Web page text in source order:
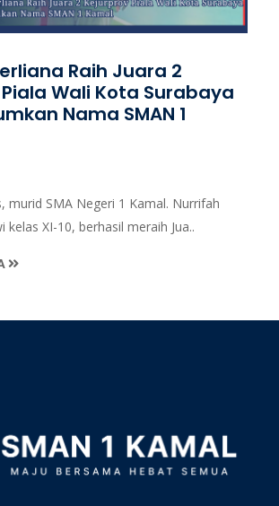
Raih Juara 2
Wali Kota Surabaya
Nama SMAN 1
murid SMA Negeri 1 Kamal. Nurrifah
kelas XI-10, berhasil meraih Jua..